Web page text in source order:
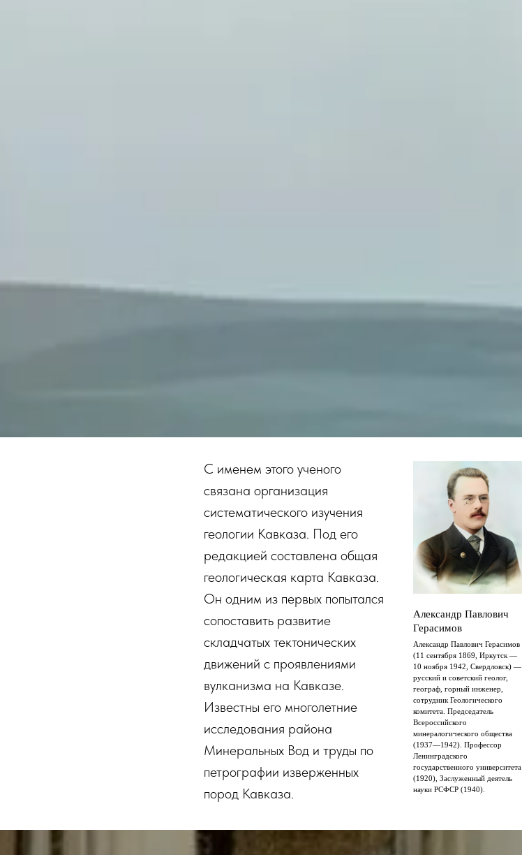
С именем этого ученого
связана организация
систематического изучения
геологии Кавказа. Под его
редакцией составлена общая
геологическая карта Кавказа.
Он одним из первых попытался
сопоставить развитие
складчатых тектонических
движений с проявлениями
вулканизма на Кавказе.
Известны его многолетние
исследования района
Минеральных Вод и труды по
петрографии изверженных
пород Кавказа.
Александр Павлович
Герасимов
Александр Павлович Герасимов
(11 сентября 1869, Иркутск —
10 ноября 1942, Свердловск) —
русский и советский геолог,
географ, горный инженер,
сотрудник Геологического
комитета. Председатель
Всероссийского
минералогического общества
(1937—1942). Профессор
Ленинградского
государственного университета
(1920), Заслуженный деятель
науки РСФСР (1940).